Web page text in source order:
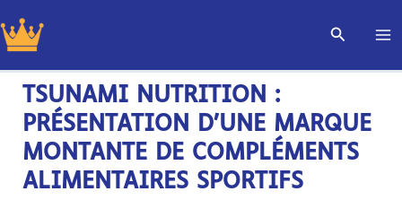
au
contenu
TSUNAMI NUTRITION :
PRÉSENTATION D’UNE MARQUE
MONTANTE DE COMPLÉMENTS
ALIMENTAIRES SPORTIFS